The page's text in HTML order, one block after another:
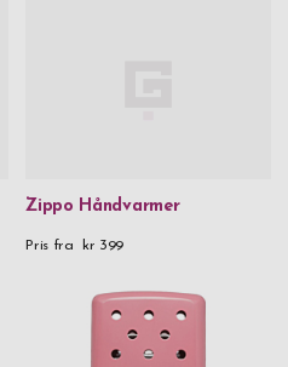
Zippo Håndvarmer
Pris fra kr 399